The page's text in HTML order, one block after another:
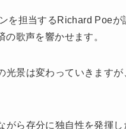
担当するRichard Poeが
歌声を響かせます。
景は変わっていきますが
ら存分に独自性を発揮し